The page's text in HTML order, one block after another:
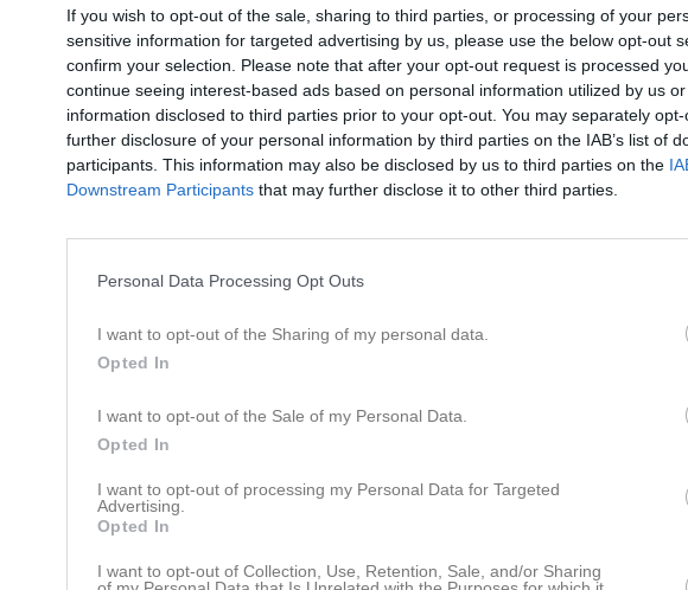
If you wish to opt-out of the sale, sharing to third parties, or processing of your
sensitive information for targeted advertising by us, please use the below opt-out
confirm your selection. Please note that after your opt-out request is processed
continue seeing interest-based ads based on personal information utilized by us
information disclosed to third parties prior to your opt-out. You may separately
further disclosure of your personal information by third parties on the IAB’s list of
participants. This information may also be disclosed by us to third parties on the
Downstream Participants that may further disclose it to other third parties.
Personal Data Processing Opt Outs
I want to opt-out of the Sharing of my personal data.
Opted In
I want to opt-out of the Sale of my Personal Data.
Opted In
I want to opt-out of processing my Personal Data for Targeted
Advertising.
Opted In
I want to opt-out of Collection, Use, Retention, Sale, and/or Sharing
Spelarstatistik
Namn M G A
Ebbe Fjellström
1 0
Gints Snepsts
1
Hugo Thörn
Leo Örqvist